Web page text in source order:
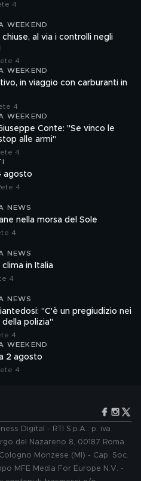
4
WEEKEND
chiuse, al via i controlli negli
4
WEEKEND
in viaggio con carburanti in
4
WEEKEND
Conte: "Se vinco le
alle armi"
4
agosto
4
NEWS
nella morsa del Sole
4
NEWS
clima in Italia
4
NEWS
"C'è un pregiudizio nei
polizia"
4
WEEKEND
2 agosto
4
Digital - RTI S.p.A.: p. iva
del Nazareno 8, 00187 Roma.
Monzese (MI) - Cap. Soc.
MFE Media For Europe N.V. -